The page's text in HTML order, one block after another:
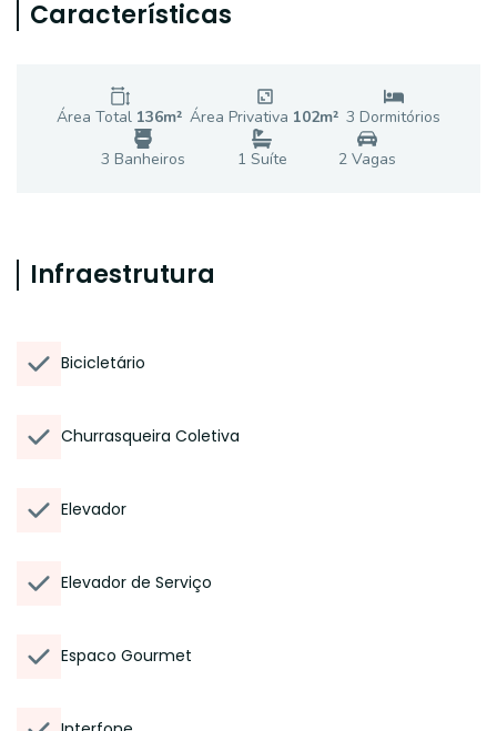
Características
Área Total 136m² Área Privativa 102m² 3 Dormitórios
3 Banheiros 1 Suíte 2Vagas
Infraestrutura
Bicicletário
Churrasqueira Coletiva
Elevador
Elevador de Serviço
Espaco Gourmet